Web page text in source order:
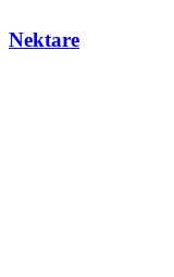
Nektare